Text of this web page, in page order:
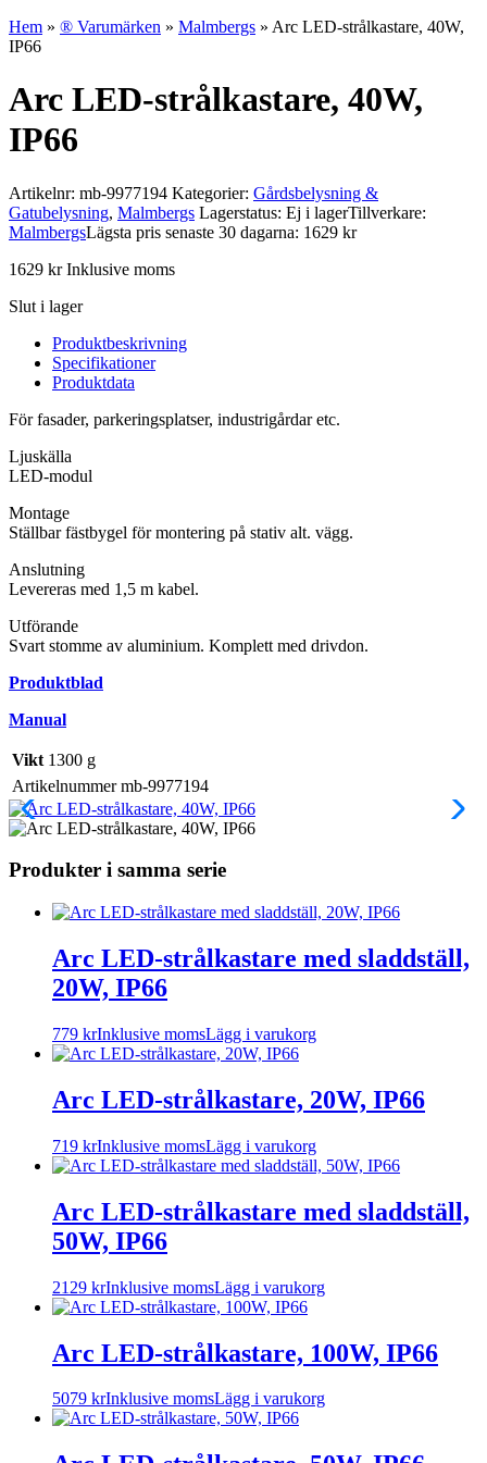
Hem » ® Varumärken » Malmbergs » Arc LED-strålkastare, 40W,
IP66
Arc LED-strålkastare, 40W,
IP66
Artikelnr: mb-9977194 Kategorier: Gårdsbelysning &
Gatubelysning, Malmbergs Lagerstatus: Ej i lagerTillverkare:
MalmbergsLägsta pris senaste 30 dagarna: 1629 kr
1629 kr Inklusive moms
Slut i lager
Produktbeskrivning
Specifikationer
Produktdata
För fasader, parkeringsplatser, industrigårdar etc.
Ljuskälla
LED-modul
Montage
Ställbar fästbygel för montering på stativ alt. vägg.
Anslutning
Levereras med 1,5 m kabel.
Utförande
Svart stomme av aluminium. Komplett med drivdon.
Produktblad
Manual
Vikt 1300 g
Artikelnummer mb-9977194
Produkter i samma serie
Arc LED-strålkastare med sladdställ,
20W, IP66
779 krInklusive momsLägg i varukorg
Arc LED-strålkastare, 20W, IP66
719 krInklusive momsLägg i varukorg
Arc LED-strålkastare med sladdställ,
50W, IP66
2129 krInklusive momsLägg i varukorg
Arc LED-strålkastare, 100W, IP66
5079 krInklusive momsLägg i varukorg